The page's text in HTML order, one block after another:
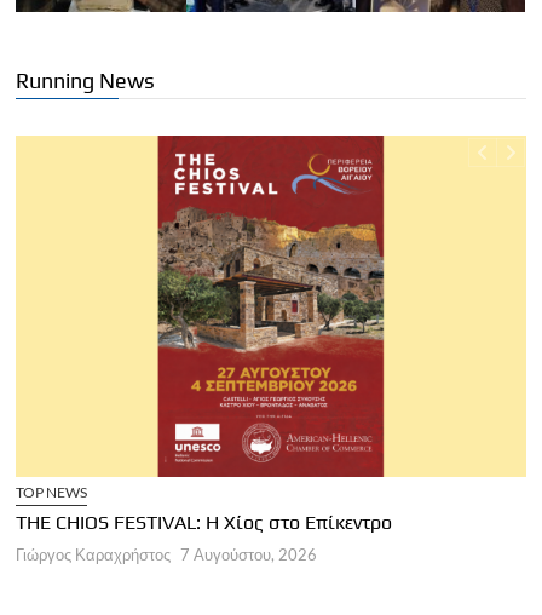
Running News
TOP NEWS
THE CHIOS FESTIVAL: Η Χίος στο Επίκεντρο
Γιώργος Καραχρήστος 7 Αυγούστου, 2026